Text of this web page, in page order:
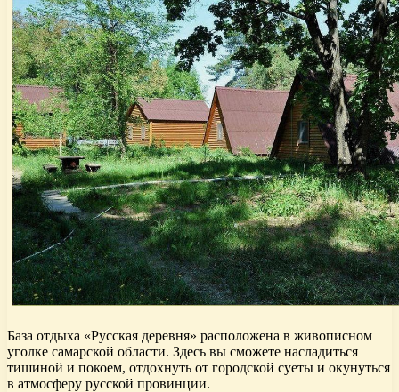
База отдыха «Русская деревня» расположена в живописном
уголке самарской области. Здесь вы сможете насладиться
тишиной и покоем, отдохнуть от городской суеты и окунуться
в атмосферу русской провинции.